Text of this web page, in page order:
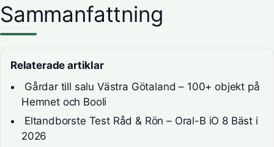
Sammanfattning
Relaterade artiklar
Gårdar till salu Västra Götaland – 100+ objekt på
Hemnet och Booli
Eltandborste Test Råd & Rön – Oral-B iO 8 Bäst i
2026